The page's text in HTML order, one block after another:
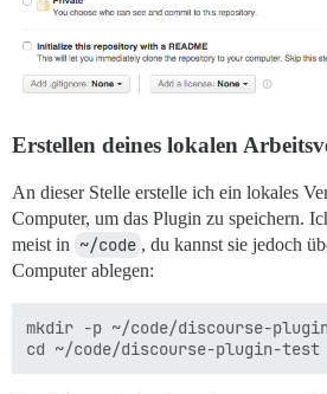
Erstellen deines lokalen
An dieser Stelle erstelle ich ein lokales
Computer, um das Plugin zu speichern.
meist in ~/code , du kannst sie jedoch
Computer ablegen:
mkdir -p ~/code/discourse-